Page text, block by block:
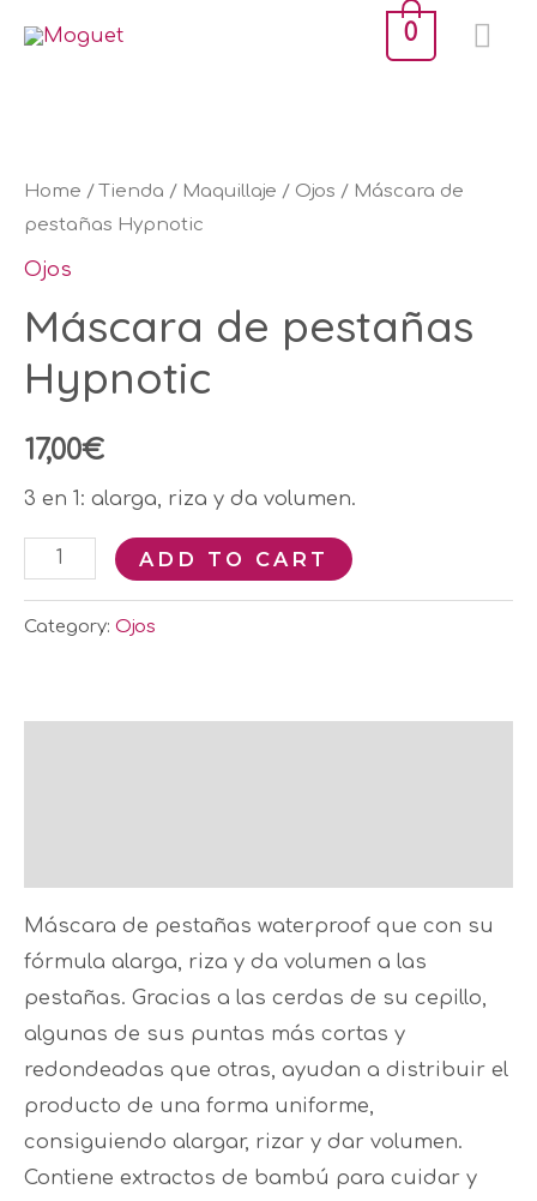
0
Home /Tienda / Maquillaje / Ojos / Máscara de
pestañas Hypnotic
Ojos
Máscara de pestañas
Hypnotic
17,00€
3 en 1: alarga, riza y da volumen.
pestañas
Hypnotic
quantity
ADD TO CART
Category: Ojos
Máscara de pestañas waterproof que con su
fórmula alarga, riza y da volumen a las
pestañas. Gracias a las cerdas de su cepillo,
algunas de sus puntas más cortas y
redondeadas que otras, ayudan a distribuir el
producto de una forma uniforme,
consiguiendo alargar, rizar y dar volumen.
Contiene extractos de bambú para cuidar y